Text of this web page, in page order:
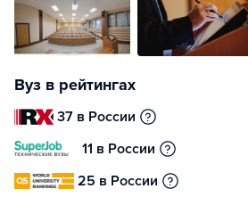
Вуз в рейтингах
37 в России
11 в России
25 в России